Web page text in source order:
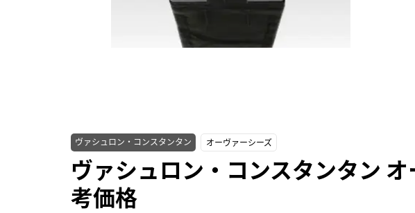
ヴァシュロン・コンスタンタン オーヴァーシーズ
ヴァシュロン・コンスタンタン
考価格